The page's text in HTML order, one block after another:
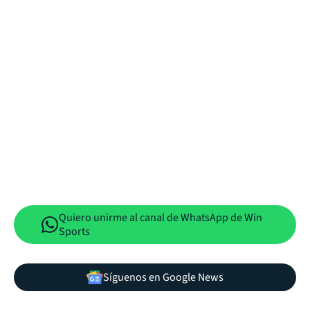
Quiero unirme al canal de WhatsApp de Win
Sports
Síguenos en Google News